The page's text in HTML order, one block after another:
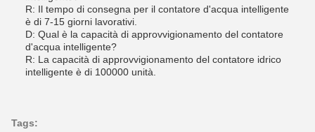
R: Il tempo di consegna per il contatore d'acqua intelligente
è di 7-15 giorni lavorativi.
D: Qual è la capacità di approvvigionamento del contatore
d'acqua intelligente?
R: La capacità di approvvigionamento del contatore idrico
intelligente è di 100000 unità.
Tags: